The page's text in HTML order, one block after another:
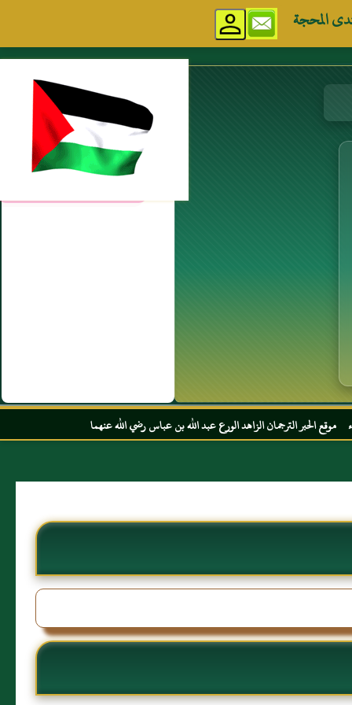
المحجة
مواقع إسلامية
الزاهد الورع عبد الله بن عباس رضي الله عنهما